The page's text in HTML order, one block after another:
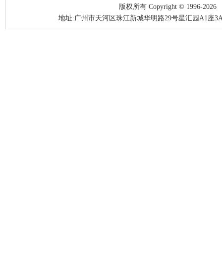
版权所有 Copyright © 1996-2026
地址:广州市天河区珠江新城华明路29号星汇园A1座